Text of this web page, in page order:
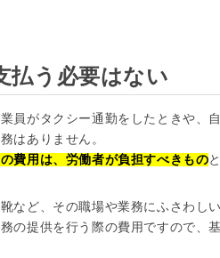
払う必要はない
員がタクシー通勤をしたときや、
はありません。
費用は、労働者が負担すべきもの
など、その職場や業務にふさわし
の提供を行う際の費用ですので、